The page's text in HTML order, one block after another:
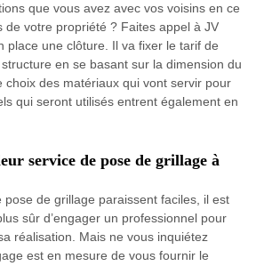
que vous avez avec vos voisins en ce
de votre propriété ? Faites appel à JV
place une clôture. Il va fixer le tarif de
en se basant sur la dimension du
choix des matériaux qui vont servir pour
qui seront utilisés entrent également en
service de pose de grillage à
pose de grillage paraissent faciles, il est
sûr d’engager un professionnel pour
réalisation. Mais ne vous inquiétez
est en mesure de vous fournir le